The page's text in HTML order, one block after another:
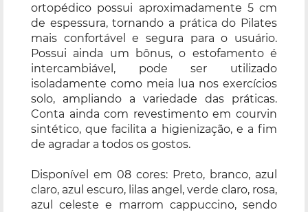
ortopédico possui aproximadamente 5 cm
de espessura, tornando a prática do Pilates
mais confortável e segura para o usuário.
Possui ainda um bônus, o estofamento é
intercambiável, pode ser utilizado
isoladamente como meia lua nos exercícios
solo, ampliando a variedade das práticas.
Conta ainda com revestimento em courvin
sintético, que facilita a higienização, e a fim
de agradar a todos os gostos.
Disponível em 08 cores: Preto, branco, azul
claro, azul escuro, lilas angel, verde claro, rosa,
azul celeste e marrom cappuccino, sendo